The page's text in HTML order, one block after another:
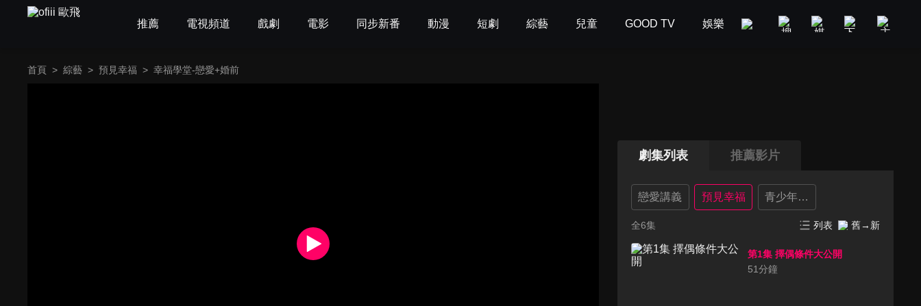
推薦 電視頻道 戲劇 電影 同步新番 動漫 短劇 綜藝 兒童 GOOD TV 娛樂 美食旅遊 新聞政論
首頁 > 綜藝 > 預見幸福 > 幸福學堂-戀愛+婚前
劇集列表 推薦影片
戀愛講義 預見幸福 青少年講義_親職篇
全6集 列表 舊→新
第1集 擇偶條件大公開
51分鐘